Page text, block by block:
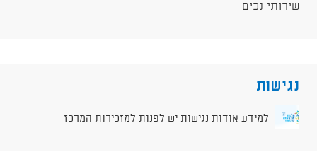
שירותי נכים
נגישות
למידע אודות נגישות יש לפנות למזכירות המרכז